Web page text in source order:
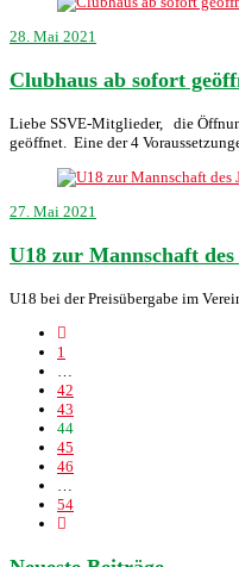
28. Mai 2021
Clubhaus ab sofort
Liebe SSVE-Mitglieder, die
geöffnet. Eine der 4
27. Mai 2021
U18 zur Mannschaft
U18 bei der Preisübergabe im
1
…
42
43
44
45
46
…
54